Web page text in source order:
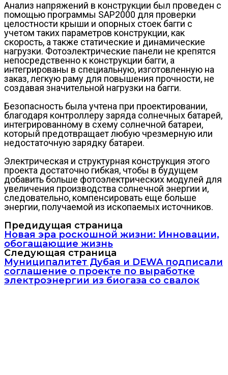
Анализ напряжений в конструкции был проведен с
помощью программы SAP2000 для проверки
целостности крыши и опорных стоек багги с
учетом таких параметров конструкции, как
скорость, а также статические и динамические
нагрузки. Фотоэлектрические панели не крепятся
непосредственно к конструкции багги, а
интегрированы в специальную, изготовленную на
заказ, легкую раму для повышения прочности, не
создавая значительной нагрузки на багги.
Безопасность была учтена при проектировании,
благодаря контроллеру заряда солнечных батарей,
интегрированному в схему солнечной батареи,
который предотвращает любую чрезмерную или
недостаточную зарядку батареи.
Электрическая и структурная конструкция этого
проекта достаточно гибкая, чтобы в будущем
добавить больше фотоэлектрических модулей для
увеличения производства солнечной энергии и,
следовательно, компенсировать еще больше
энергии, получаемой из ископаемых источников.
Предидущая страница
Новая эра роскошной жизни: Инновации,
обогащающие жизнь
Следующая страница
Муниципалитет Дубая и DEWA подписали
соглашение о проекте по выработке
электроэнергии из биогаза со свалок